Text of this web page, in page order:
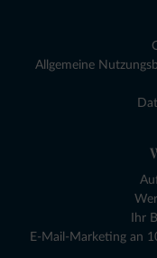
Allgemeine
Ihr
E-Mail-Marketing an